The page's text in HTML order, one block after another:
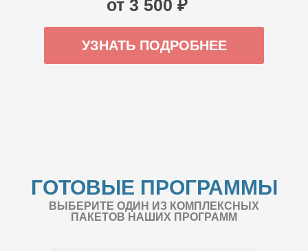
от 3 500 ₽
УЗНАТЬ ПОДРОБНЕЕ
ГОТОВЫЕ ПРОГРАММЫ
ВЫБЕРИТЕ ОДИН ИЗ КОМПЛЕКСНЫХ
ПАКЕТОВ НАШИХ ПРОГРАММ